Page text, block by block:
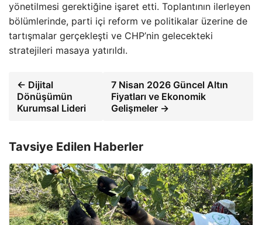
yönetilmesi gerektiğine işaret etti. Toplantının ilerleyen
bölümlerinde, parti içi reform ve politikalar üzerine de
tartışmalar gerçekleşti ve CHP’nin gelecekteki
stratejileri masaya yatırıldı.
← Dijital
Dönüşümün
Kurumsal Lideri
7 Nisan 2026 Güncel Altın
Fiyatları ve Ekonomik
Gelişmeler →
Tavsiye Edilen Haberler